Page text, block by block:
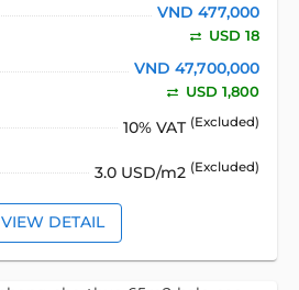
VND 477,000
USD 18
VND 47,700,000
USD 1,800
10% VAT (Excluded)
3.0 USD/m2 (Excluded)
VIEW DETAIL